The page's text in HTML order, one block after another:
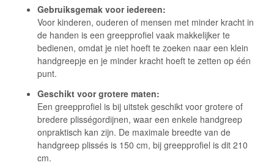
Gebruiksgemak voor iedereen:
Voor kinderen, ouderen of mensen met minder kracht in
de handen is een greepprofiel vaak makkelijker te
bedienen, omdat je niet hoeft te zoeken naar een klein
handgreepje en je minder kracht hoeft te zetten op één
punt.
Geschikt voor grotere maten:
Een greepprofiel is bij uitstek geschikt voor grotere of
bredere plisségordijnen, waar een enkele handgreep
onpraktisch kan zijn. De maximale breedte van de
handgreep plissés is 150 cm, bij greepprofiel is dit 210
cm.